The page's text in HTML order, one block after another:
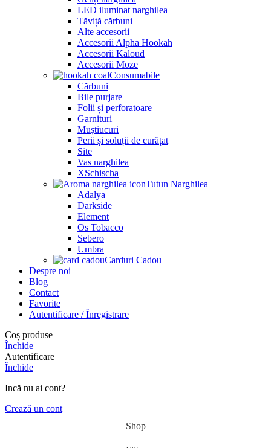
LED iluminat narghilea
Tăviță cărbuni
Alte accesorii
Accesorii Alpha Hookah
Accesorii Kaloud
Accesorii Moze
Consumabile
Cărbuni
Bile purjare
Folii și perforatoare
Garnituri
Muștiucuri
Perii și soluții de curățat
Site
Vas narghilea
XSchischa
Tutun Narghilea
Adalya
Darkside
Element
Os Tobacco
Sebero
Umbra
Carduri Cadou
Despre noi
Blog
Contact
Favorite
Autentificare / Înregistrare
Coș produse
Închide
Autentificare
Închide
Incă nu ai cont?
Crează un cont
Shop